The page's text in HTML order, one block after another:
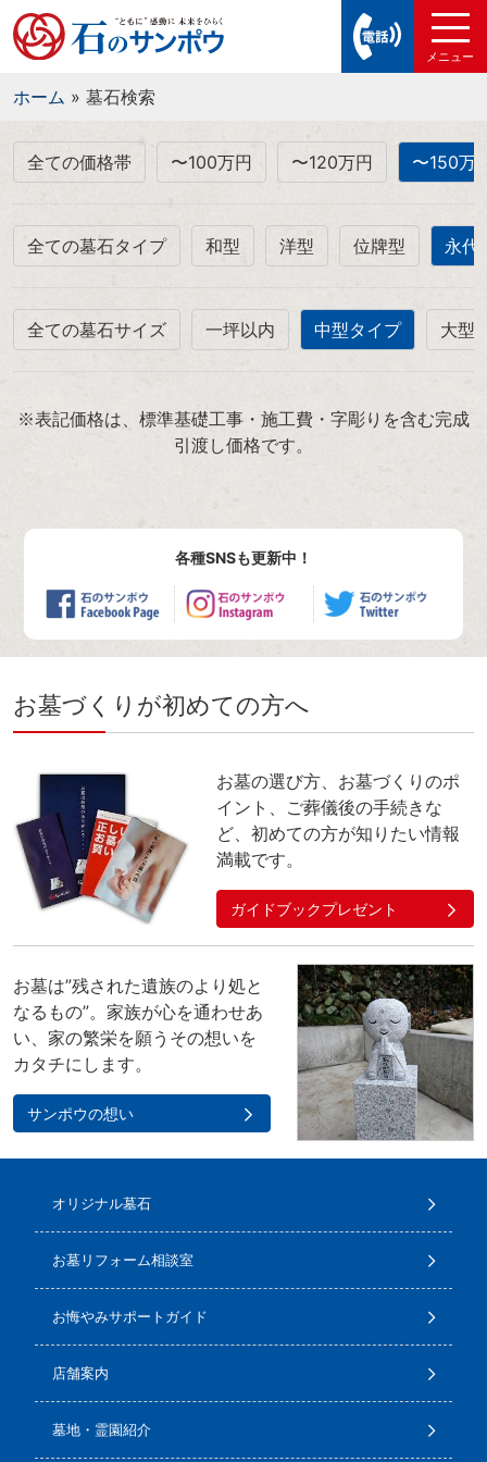
ホーム » 墓石検索
全ての価格帯 〜100万円 〜120万円 〜150万
全ての墓石タイプ 和型 洋型 位牌型 永代
全ての墓石サイズ 一坪以内 中型タイプ 大型
※表記価格は、標準基礎工事・施工費・字彫りを含む完成
引渡し価格です。
各種SNSも更新中！
お墓づくりが初めての方へ
お墓の選び方、お墓づくりのポ
イント、ご葬儀後の手続きな
ど、初めての方が知りたい情報
満載です。
ガイドブックプレゼント
お墓は”残された遺族のより処と
なるもの”。家族が心を通わせあ
い、家の繁栄を願うその想いを
カタチにします。
サンポウの想い
オリジナル墓石
お墓リフォーム相談室
お悔やみサポートガイド
店舗案内
墓地・霊園紹介